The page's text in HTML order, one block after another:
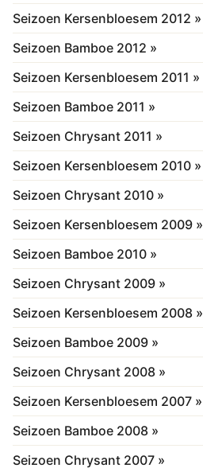
Seizoen Kersenbloesem 2012 »
Seizoen Bamboe 2012 »
Seizoen Kersenbloesem 2011 »
Seizoen Bamboe 2011 »
Seizoen Chrysant 2011 »
Seizoen Kersenbloesem 2010 »
Seizoen Chrysant 2010 »
Seizoen Kersenbloesem 2009 »
Seizoen Bamboe 2010 »
Seizoen Chrysant 2009 »
Seizoen Kersenbloesem 2008 »
Seizoen Bamboe 2009 »
Seizoen Chrysant 2008 »
Seizoen Kersenbloesem 2007 »
Seizoen Bamboe 2008 »
Seizoen Chrysant 2007 »